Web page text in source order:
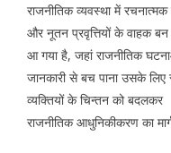
राजनीतिक व्यवस्था में रचनात्मक
और नूतन प्रवृत्तियों के वाहक
आ गया है, जहां राजनीतिक
जानकारी से बच पाना उसके
व्यक्तियों के चिन्तन को बदलकर
राजनीतिक आधुनिकीकरण का